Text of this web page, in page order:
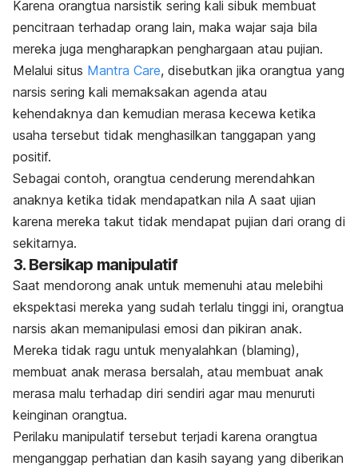
Karena orangtua narsistik sering kali sibuk membuat
pencitraan terhadap orang lain, maka wajar saja bila
mereka juga mengharapkan penghargaan atau pujian.
Melalui situs Mantra Care, disebutkan jika orangtua yang
narsis sering kali memaksakan agenda atau
kehendaknya dan kemudian merasa kecewa ketika
usaha tersebut tidak menghasilkan tanggapan yang
positif.
Sebagai contoh, orangtua cenderung merendahkan
anaknya ketika tidak mendapatkan nila A saat ujian
karena mereka takut tidak mendapat pujian dari orang di
sekitarnya.
3. Bersikap manipulatif
Saat mendorong anak untuk memenuhi atau melebihi
ekspektasi mereka yang sudah terlalu tinggi ini, orangtua
narsis akan memanipulasi emosi dan pikiran anak.
Mereka tidak ragu untuk menyalahkan (blaming),
membuat anak merasa bersalah, atau membuat anak
merasa malu terhadap diri sendiri agar mau menuruti
keinginan orangtua.
Perilaku manipulatif tersebut terjadi karena orangtua
menganggap perhatian dan kasih sayang yang diberikan